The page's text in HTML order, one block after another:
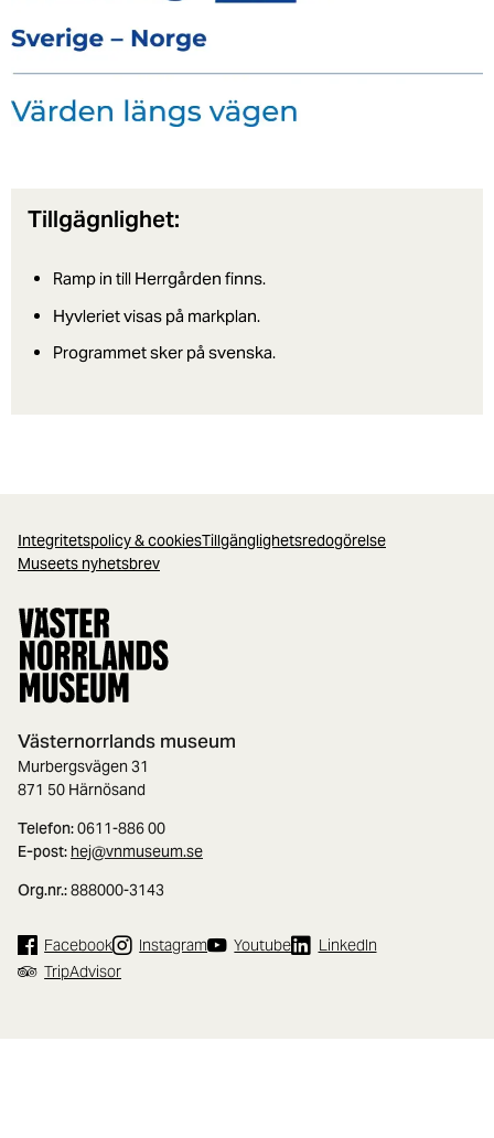
Tillgägnlighet:
Ramp in till Herrgården finns.
Hyvleriet visas på markplan.
Programmet sker på svenska.
Integritetspolicy & cookiesTillgänglighetsredogörelse
Museets nyhetsbrev
Västernorrlands museum
Murbergsvägen 31
871 50 Härnösand
Telefon:0611-886 00
E-post: hej@vnmuseum.se
Org.nr.:888000-3143
Facebook Instagram Youtube
LinkedIn
TripAdvisor